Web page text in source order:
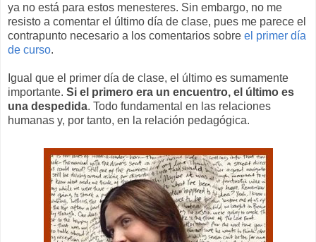
ya no está para estos menesteres. Sin embargo, no me
resisto a comentar el último día de clase, pues me parece el
contrapunto necesario a los comentarios sobre el primer día
de curso.
Igual que el primer día de clase, el último es sumamente
importante. Si el primero era un encuentro, el último es
una despedida. Todo fundamental en las relaciones
humanas y, por tanto, en la relación pedagógica.